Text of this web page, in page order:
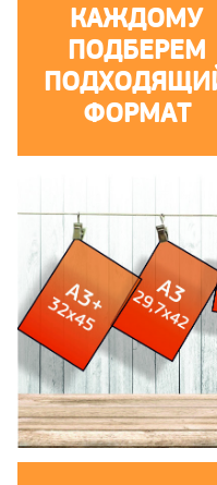
КАЖДОМУ
ПОДБЕРЕМ
ФОРМАТ